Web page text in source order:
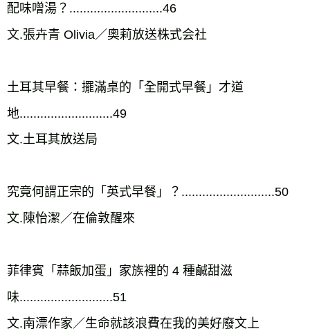
配味噌湯？...........................46
文.張卉青 Olivia／奧莉放送株式会社
土耳其早餐：擺滿桌的「全開式早餐」才道
地...........................49
文.土耳其放送局
究竟何謂正宗的「英式早餐」？...........................50
文.陳怡潔／在倫敦醒來
菲律賓「蒜飯加蛋」家族裡的 4 種鹹甜滋
味...........................51
文.南漂作家／生命就該浪費在我的美好廢文上